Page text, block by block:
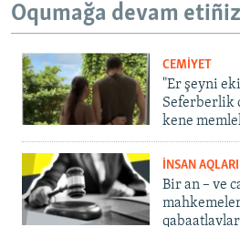
Oqumağa devam etiñiz
CEMİYET
"Er şeyni
Seferberlik
kene
İNSAN AQLARI
Bir an – ve